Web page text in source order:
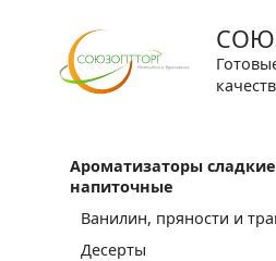
Ароматизаторы
напиточные
Ванилин, пряности и
Десерты